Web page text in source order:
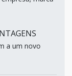
a um novo